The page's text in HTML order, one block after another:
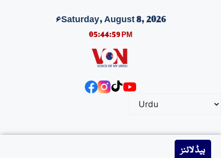
Saturday, August 8, 2026ء
05:45:00 PM
ہیڈ لائنز